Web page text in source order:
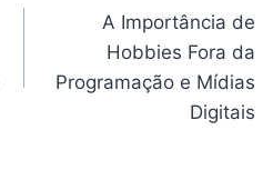
A Importância de
Hobbies Fora da
Programação e Mídias
Digitais